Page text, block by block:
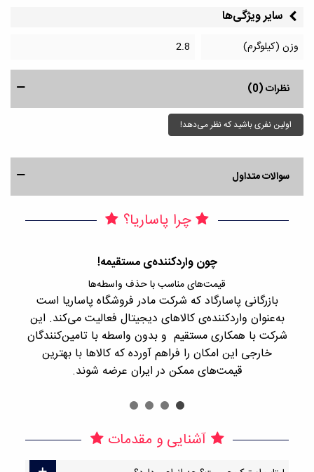
سایر ویژگی‌ها
وزن (کیلوگرم) 2.8
نظرات (0)
اولین نفری باشید که نظر می‌دهد!
سوالات متداول
چرا پاساریا؟
چون واردکننده‌ی مستقیمه!
قیمت‌های مناسب با حذف واسطه‌ها
بازرگانی پاسارگاد که شرکت مادر فروشگاه پاساریا است
به‌عنوان واردکننده‌ی کالاهای دیجیتال فعالیت می‌کند. این
شرکت با همکاری مستقیم و بدون واسطه با تامین‌کنندگان
خارجی این امکان را فراهم آورده که کالاها با بهترین
قیمت‌های ممکن در ایران عرضه شوند.
آشنایی و مقدمات